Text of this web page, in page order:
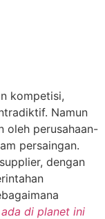
kompetisi,
Namun
oleh perusahaan-
persaingan.
dengan
ada di planet ini